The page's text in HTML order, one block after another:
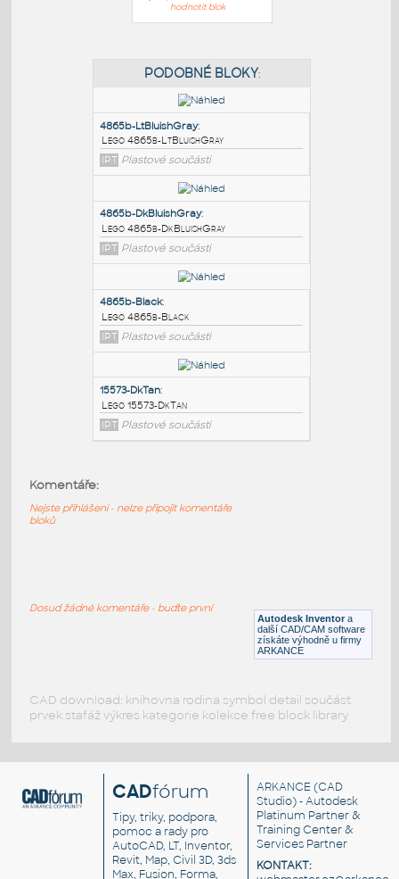
hodnotit blok
PODOBNÉ BLOKY
4865b-LtBluishGray
Lego 4865b-LtBluishGray
IPT Plastové součásti
4865b-DkBluishGray:
Lego 4865b-DkBluishGray
IPT
Plastové součásti
Lego 15573-DkTan
Autodesk Inventor a
další CAD/CAM software
získáte výhodně u firmy
ARKANCE
Komentáře:
Nejste přihlášeni - nelze připojit komentáře
bloků
Dosud žádné komentáře - buďte první
CAD download: knihovna rodina symbol detail součást
prvek stafáž výkres kategorie kolekce free block library
CADfórum
Tipy, triky, podpora,
pomoc a rady pro
AutoCAD, LT, Inventor,
Revit, Map, Civil 3D, 3ds
Max, Fusion, Forma,
ARKANCE (CAD
Studio) - Autodesk
Platinum Partner &
Training Center &
Services Partner
KONTAKT: